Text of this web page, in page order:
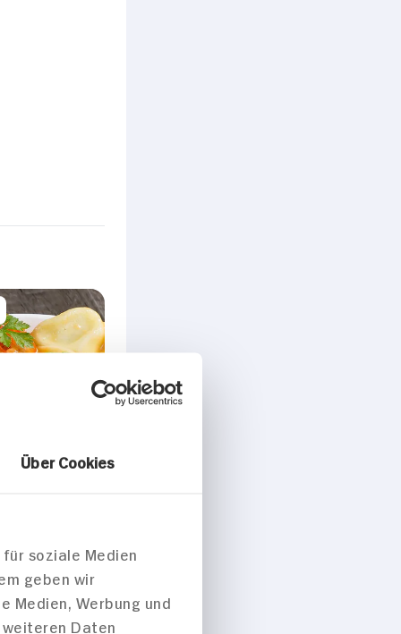
Über Cookies
soziale Medien
geben wir
Medien, Werbung und
Daten
mit